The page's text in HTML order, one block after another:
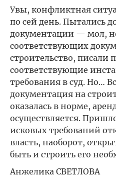
Увы, конфликтная
по сей день. Пытались
документации — мол,
соответствующих
строительство, писали
соответствующие
требования в суд. Но…
документация на
оказалась в норме,
осуществляется.
исковых требований
власть, наоборот,
быть и строить его
Анжелика СВЕТЛОВА